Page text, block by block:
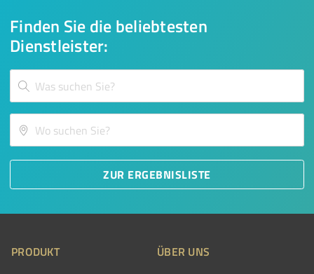
Finden Sie die beliebtesten
Dienstleister:
ZUR ERGEBNISLISTE
PRODUKT ÜBER UNS